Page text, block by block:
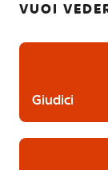
VUOI
Giudici